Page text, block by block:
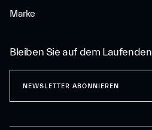
Marke
Bleiben Sie auf dem Laufenden
NEWSLETTER ABONNIEREN